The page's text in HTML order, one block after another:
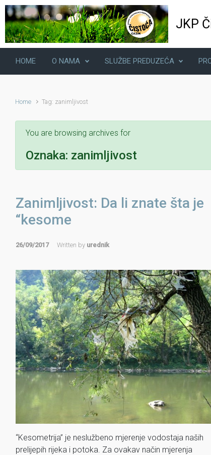
Skip to main content
JKP
HOME O NAMA SLUŽBE PREDUZEĆA
Home Tag: zanimljivost
You are browsing archives for
Oznaka: zanimljivost
Zanimljivost: Da li znate šta je
“kesome
26/09/2017 Written by urednik
“Kesometrija” je neslužbeno mjerenje vodostaja naših
prelijepih rijeka i potoka. Za ovakav način mjerenja